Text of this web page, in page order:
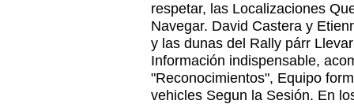
respetar, las Localizaciones
Navegar. David Castera y
y las dunas del Rally párr
Información indispensable,
"Reconocimientos", Equipo
vehicles Segun la Sesión. En